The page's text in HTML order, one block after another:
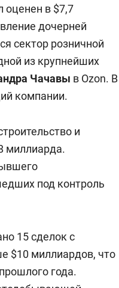
оценен в $7,7
дочерней
сектор розничной
из крупнейших
Чачавы в Ozon. В
компании.
и
миллиарда.
под контроль
15 сделок с
$10 миллиардов, что
года.